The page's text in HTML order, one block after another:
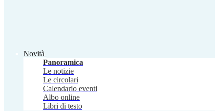
Novità
Panoramica
Le notizie
Le circolari
Calendario eventi
Albo online
Libri di testo